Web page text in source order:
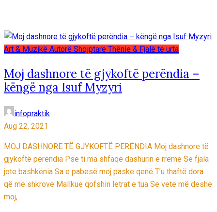
Art & Muzikë Autorë Shqiptarë Thënie & Fjalë të urta
Moj dashnore të gjykoftë perëndia –
këngë nga Isuf Myzyri
infopraktik
Aug 22, 2021
MOJ DASHNORE TË GJYKOFTË PERËNDIA Moj dashnore të
gjykoftë perëndia Pse ti ma shfaqe dashurin e rreme Se fjala
jote bashkënia Sa e pabesë moj paske qenë T’u thaftë dora
që më shkrove Mallkue qofshin letrat e tua Se vetë më deshe
moj,